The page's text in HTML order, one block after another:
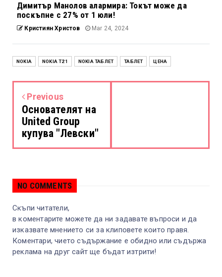
Димитър Манолов алармира: Токът може да
поскъпне с 27% от 1 юли!
Кристиян Христов Mar 24, 2024
NOKIA NOKIA T21 NOKIA ТАБЛЕТ ТАБЛЕТ ЦЕНА
Previous
Основателят на
United Group
купува "Левски"
NO COMMENTS
Скъпи читатели,
в коментарите можете да ни задавате въпроси и да
изказвате мнението си за клиповете които правя.
Коментари, чието съдържание е обидно или съдържа
реклама на друг сайт ще бъдат изтрити!